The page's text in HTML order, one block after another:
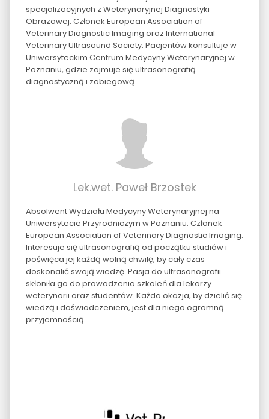
specjalizacyjnych z Weterynaryjnej Diagnostyki
Obrazowej. Członek European Association of
Veterinary Diagnostic Imaging oraz International
Veterinary Ultrasound Society. Pacjentów konsultuje w
Uniwersyteckim Centrum Medycyny Weterynaryjnej w
Poznaniu, gdzie zajmuje się ultrasonografią
diagnostyczną i zabiegową.
Lek.wet. Paweł Brzostek
Absolwent Wydziału Medycyny Weterynaryjnej na
Uniwersytecie Przyrodniczym w Poznaniu. Członek
European Association of Veterinary Diagnostic Imaging.
Interesuje się ultrasonografią od początku studiów i
poświęca jej każdą wolną chwilę, by cały czas
doskonalić swoją wiedzę. Pasja do ultrasonografii
skłoniła go do prowadzenia szkoleń dla lekarzy
weterynarii oraz studentów. Każda okazja, by dzielić się
wiedzą i doświadczeniem, jest dla niego ogromną
przyjemnością.